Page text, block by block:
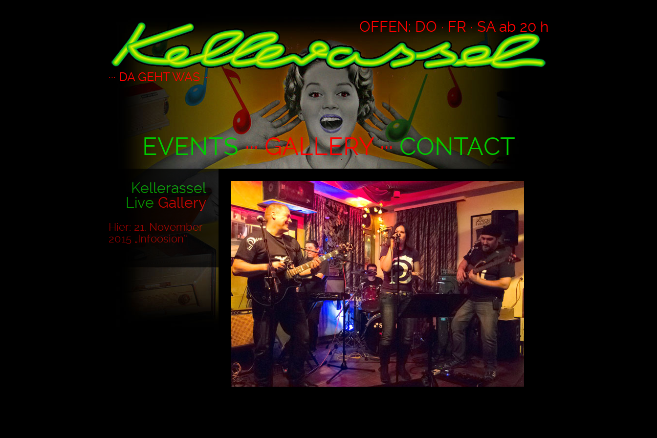
OFFEN: DO · FR · SA ab 20 h
··· DA GEHT WAS ···
EVENTS··· GALLERY ···CONTACT
Kellerassel
Live Gallery
Hier: 21. November
2015 „Infoosion“